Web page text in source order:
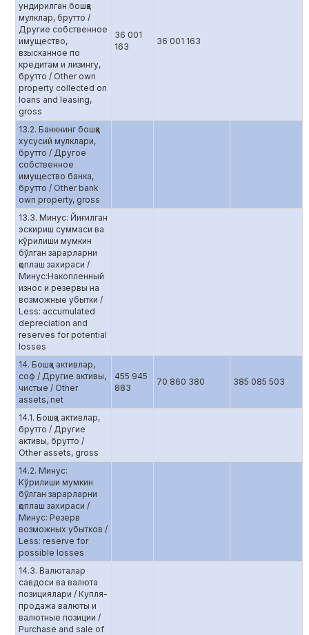
ундирилган бошқа
мулклар, брутто /
Другие собственное
имущество,
взысканное по
кредитам и лизингу,
брутто / Other own
property collected on
loans and leasing,
gross
36 001
163
36 001 163
13.2. Банкнинг бошқа
хусусий мулклари,
брутто / Другое
собственное
имущество банка,
брутто / Other bank
own property, gross
13.3. Минус: Йиғилган
эскириш суммаси ва
кўрилиши мумкин
бўлган зарарларни
қоплаш захираси /
Минус:Накопленный
износ и резервы на
возможные убытки /
Less: accumulated
depreciation and
reserves for potential
losses
14. Бошқа активлар,
соф / Другие активы,
чистые / Other
assets, net
455 945
883
70 860 380 385 085 503
14.1. Бошқа активлар,
брутто / Другие
активы, брутто /
Other assets, gross
14.2. Минус:
Кўрилиши мумкин
бўлган зарарларни
қоплаш захираси /
Минус: Резерв
возможных убытков /
Less: reserve for
possible losses
14.3. Валюталар
савдоси ва валюта
позициялари / Купля-
продажа валюты и
валютные позиции /
Purchase and sale of